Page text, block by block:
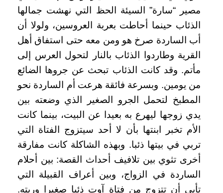
مصير “سارة” السيئة الحظ التي نهشت جمالها
الذئاب حينما أحاطت بعربة العروسين، ولولا أن
أب الساردة صرخ هو ومن معه حتى استفاق أهل
القرية وطاردوا الذئاب بالنار لتحول العرس إلى
مأتم. وقد كانت الذئاب تبحث عن جروها الضائع
من يومين. وبسرعة فائقة هرعت أم الساردة نحو
المطبخ لتحمل الجرو الصغير الذي وضعته بين
يدي زوجها ليهرع به بعيدا عن البيت، بينما كانت
الأم تخبر ابنتها بأن لا أحد سيتزوج الفتاة التي
تربي في بيتها ذئبا. وبهذه الشاكلة كانت مفارقة
أخرى تثوي بين تلافيف أحداث القصة: بين أحلام
الساردة في الزواج، وبين أعراف القبيلة التي
تأبى أن تتزوج من فتاة آوت ذئبا صغيرا وربته.